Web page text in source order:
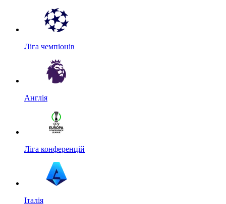
Ліга чемпіонів
Англія
Ліга конференцій
Італія